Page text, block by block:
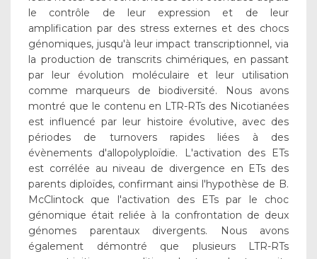
le contrôle de leur expression et de leur
amplification par des stress externes et des chocs
génomiques, jusqu'à leur impact transcriptionnel, via
la production de transcrits chimériques, en passant
par leur évolution moléculaire et leur utilisation
comme marqueurs de biodiversité. Nous avons
montré que le contenu en LTR-RTs des Nicotianées
est influencé par leur histoire évolutive, avec des
périodes de turnovers rapides liées à des
évènements d'allopolyploïdie. L'activation des ETs
est corrélée au niveau de divergence en ETs des
parents diploïdes, confirmant ainsi l'hypothèse de B.
McClintock que l'activation des ETs par le choc
génomique était reliée à la confrontation de deux
génomes parentaux divergents. Nous avons
également démontré que plusieurs LTR-RTs